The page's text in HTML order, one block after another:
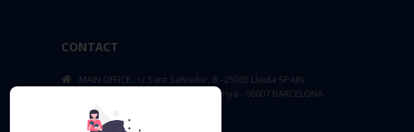
CONTACT
MAIN OFFICE : c/ Sant Salvador, 8 - 25005 Lleida SPAIN
BARCELONA OFFICE: Rambla de Catalunya - 08007 BARCELONA
editorial@pageseditors.cat